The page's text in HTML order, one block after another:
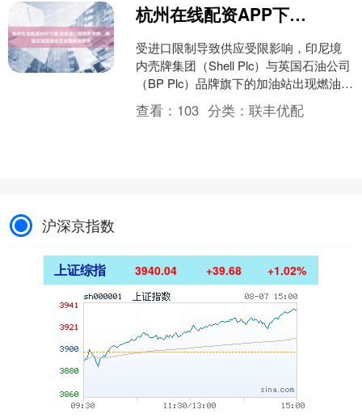
杭州在线配资APP下载 印尼进口限制致壳牌、英国石油加油站在该国燃油断供
受进口限制导致供应受限影响，印尼境
内壳牌集团（Shell Plc）与英国石油公司
（BP Plc）品牌旗下的加油站出现燃油库
存告急情况。 壳牌在其官网声明中表
示，....
查看： 103 分类：联丰优配
沪深京指数
上证综指 3940.04 +39.68 +1.02%